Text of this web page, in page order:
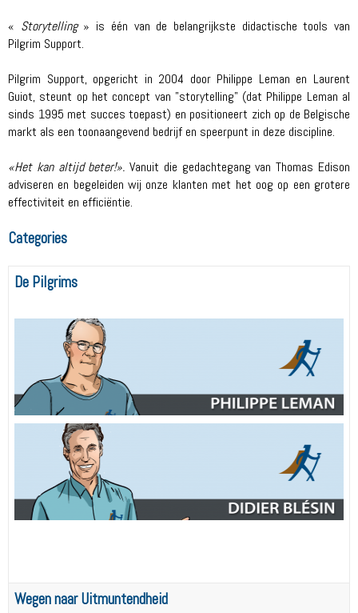
« Storytelling» is één van de belangrijkste didactische tools van
Pilgrim Support.
Pilgrim Support, opgericht in 2004 door Philippe Leman en Laurent
Guiot, steunt op het concept van "storytelling" (dat Philippe Leman al
sinds 1995 met succes toepast) en positioneert zich op de Belgische
markt als een toonaangevend bedrijf en speerpunt in deze discipline.
«Het kan altijd beter!». Vanuit die gedachtegang van Thomas Edison
adviseren en begeleiden wij onze klanten met het oog op een grotere
effectiviteit en efficiëntie.
Categories
De Pilgrims
Wegen naar Uitmuntendheid